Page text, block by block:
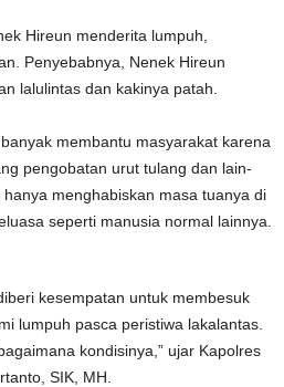
Hireun menderita lumpuh,
Penyebabnya, Nenek Hireun
lalulintas dan kakinya patah.
membantu masyarakat karena
pengobatan urut tulang dan lain-
menghabiskan masa tuanya di
seperti manusia normal lainnya.
kesempatan untuk membesuk
lumpuh pasca peristiwa lakalantas.
kondisinya,” ujar Kapolres
SIK, MH.